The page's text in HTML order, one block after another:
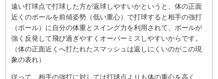
遠い打球点で打球した方が返球しやすいかというと、体の正面
近くのボールを前傾姿勢（低い重心）で打球すると相手の強打
（ボール）に自分の体重とスイング力を利用されて、ボールが
強く反発して飛び過ぎやすくオーバーミスしやすいからです。
（体の正面近くへ打たれたスマッシュは返しにくいのがこの現
象の表れ）
従って、相手の強打に対しては打球点よりも体の重心を高く